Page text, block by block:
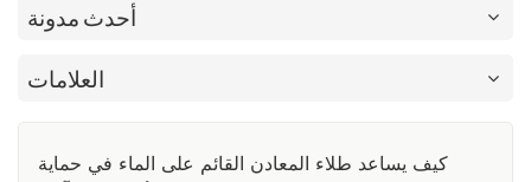
أحدث مدونة
العلامات
كيف يساعد طلاء المعادن القائم على الماء في حماية